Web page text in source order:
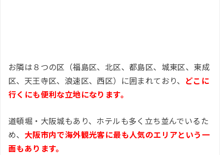
お隣は８つの区（福島区、北区、都島区、城東区、東成
区、天王寺区、浪速区、西区）に囲まれており、 どこに
行くにも便利な立地になります。
道頓堀・大阪城もあり、ホテルも多く立ち並んでいるた
め、 大阪市内で海外観光客に最も人気のエリアという一
面もあります。